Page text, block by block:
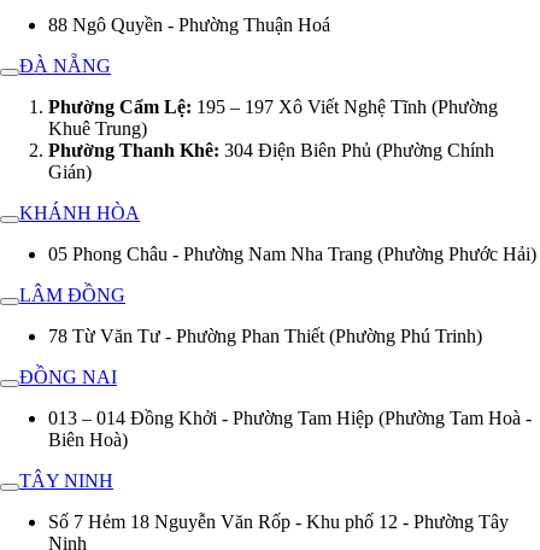
88 Ngô Quyền - Phường Thuận Hoá
ĐÀ NẴNG
Phường Cẩm Lệ: 195 – 197 Xô Viết Nghệ Tĩnh (Phường
Khuê Trung)
Phường Thanh Khê: 304 Điện Biên Phủ (Phường Chính
Gián)
KHÁNH HÒA
05 Phong Châu - Phường Nam Nha Trang (Phường Phước Hải)
LÂM ĐỒNG
78 Từ Văn Tư - Phường Phan Thiết (Phường Phú Trinh)
ĐỒNG NAI
013 – 014 Đồng Khởi - Phường Tam Hiệp (Phường Tam Hoà -
Biên Hoà)
TÂY NINH
Số 7 Hẻm 18 Nguyễn Văn Rốp - Khu phố 12 - Phường Tây
Ninh